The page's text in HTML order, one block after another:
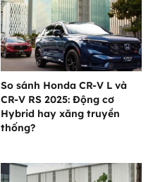
So sánh Honda CR-V L và
CR-V RS 2025: Động cơ
Hybrid hay xăng truyền
thống?